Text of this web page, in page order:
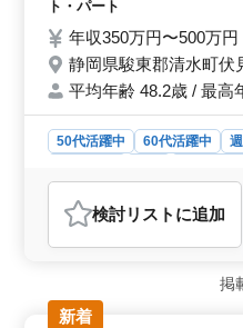
のご応募お
ト・パート
年収350万円〜500万
静岡県駿東郡清水町伏
平均年齢 48.2歳 / 最高
50代活躍中 60代活躍中
おすすめポイント
＜働きやすさ＆スキル活
ションでは、シニア世代
で、車通勤可能で残業も少
て経験を活かし、地域の方
検討リスト に追加
掲
新着